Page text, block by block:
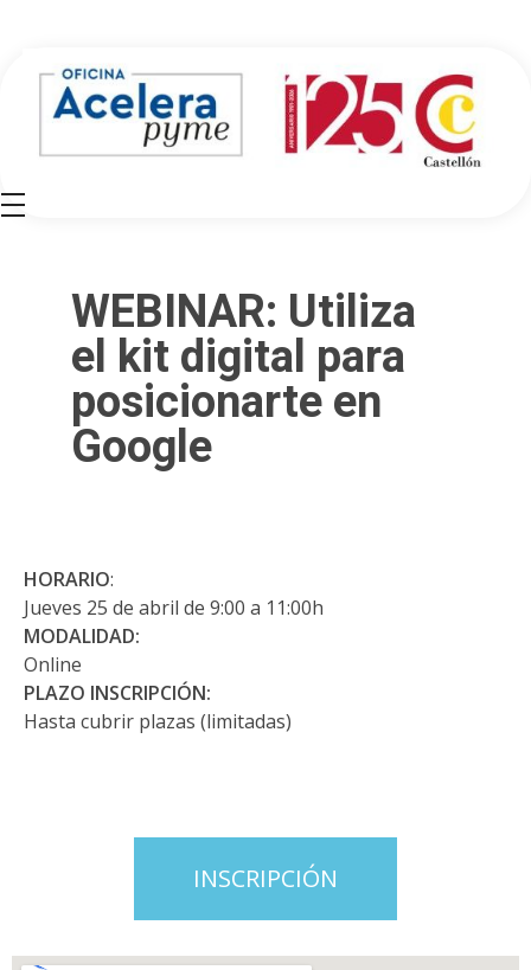
WEBINAR: Utiliza
el kit digital para
posicionarte en
Google
HORARIO:
Jueves 25 de abril de 9:00 a 11:00h
MODALIDAD:
Online
PLAZO INSCRIPCIÓN:
Hasta cubrir plazas (limitadas)
INSCRIPCIÓN